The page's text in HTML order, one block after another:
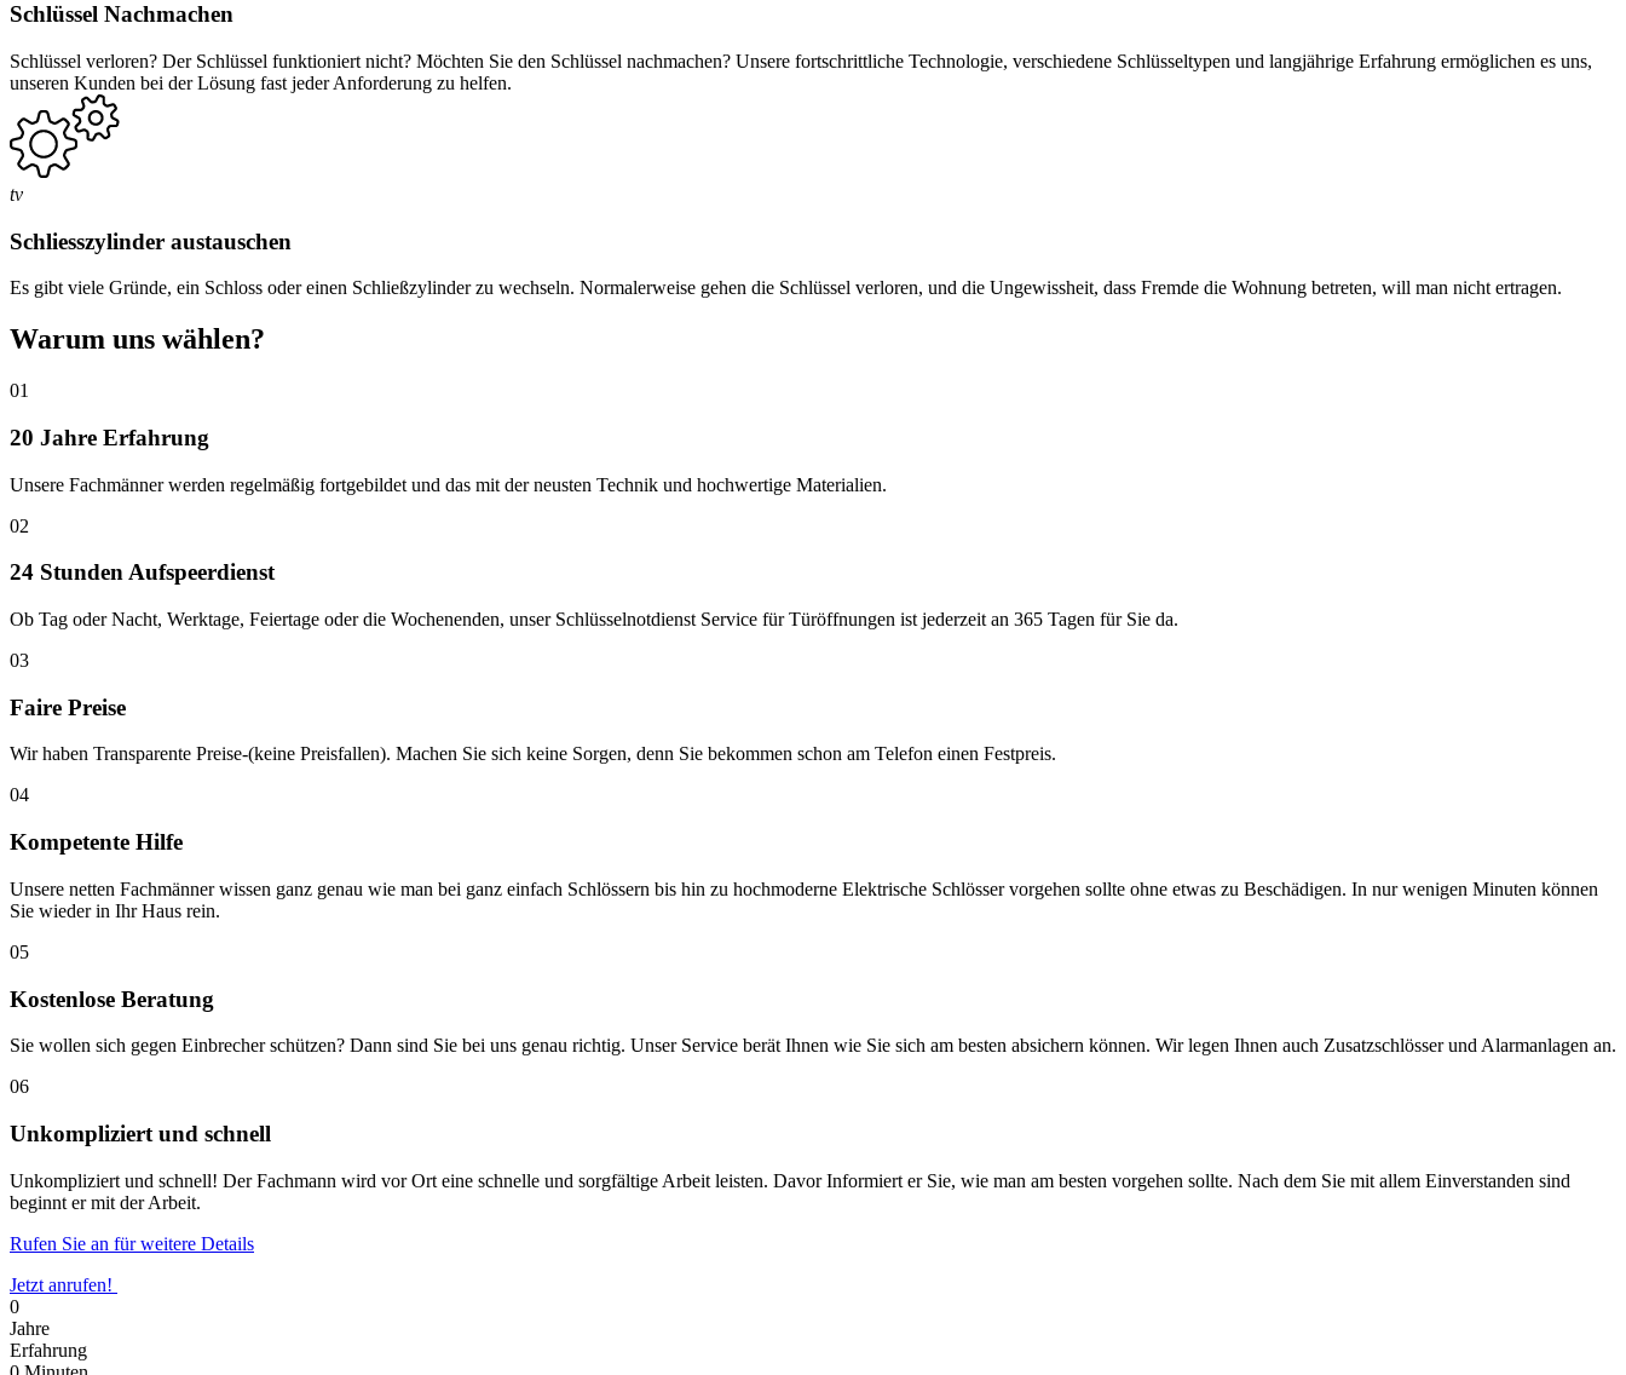
Schlüssel Nachmachen
Schlüssel verloren? Der Schlüssel funktioniert nicht? Möchten Sie den Schlüssel nachmachen? Unsere fortschrittliche Technologie, verschiedene Schlüsseltypen und langjährige Erfahrung ermöglichen es uns,
unseren Kunden bei der Lösung fast jeder Anforderung zu helfen.
tv
Schliesszylinder austauschen
Es gibt viele Gründe, ein Schloss oder einen Schließzylinder zu wechseln. Normalerweise gehen die Schlüssel verloren, und die Ungewissheit, dass Fremde die Wohnung betreten, will man nicht ertragen.
Warum uns wählen?
01
20 Jahre Erfahrung
Unsere Fachmänner werden regelmäßig fortgebildet und das mit der neusten Technik und hochwertige Materialien.
02
24 Stunden Aufspeerdienst
Ob Tag oder Nacht, Werktage, Feiertage oder die Wochenenden, unser Schlüsselnotdienst Service für Türöffnungen ist jederzeit an 365 Tagen für Sie da.
03
Faire Preise
Wir haben Transparente Preise-(keine Preisfallen). Machen Sie sich keine Sorgen, denn Sie bekommen schon am Telefon einen Festpreis.
04
Kompetente Hilfe
Unsere netten Fachmänner wissen ganz genau wie man bei ganz einfach Schlössern bis hin zu hochmoderne Elektrische Schlösser vorgehen sollte ohne etwas zu Beschädigen. In nur wenigen Minuten können
Sie wieder in Ihr Haus rein.
05
Kostenlose Beratung
Sie wollen sich gegen Einbrecher schützen? Dann sind Sie bei uns genau richtig. Unser Service berät Ihnen wie Sie sich am besten absichern können. Wir legen Ihnen auch Zusatzschlösser und Alarmanlagen an.
06
Unkompliziert und schnell
Unkompliziert und schnell! Der Fachmann wird vor Ort eine schnelle und sorgfältige Arbeit leisten. Davor Informiert er Sie, wie man am besten vorgehen sollte. Nach dem Sie mit allem Einverstanden sind
beginnt er mit der Arbeit.
Rufen Sie an für weitere Details
Jetzt anrufen!
0
Jahre
Erfahrung